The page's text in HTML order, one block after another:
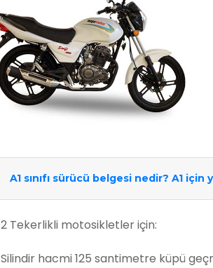
A1 sınıfı sürücü belgesi nedir? A1 için
2 Tekerlikli motosikletler için:
Silindir hacmi 125 santimetre küpü